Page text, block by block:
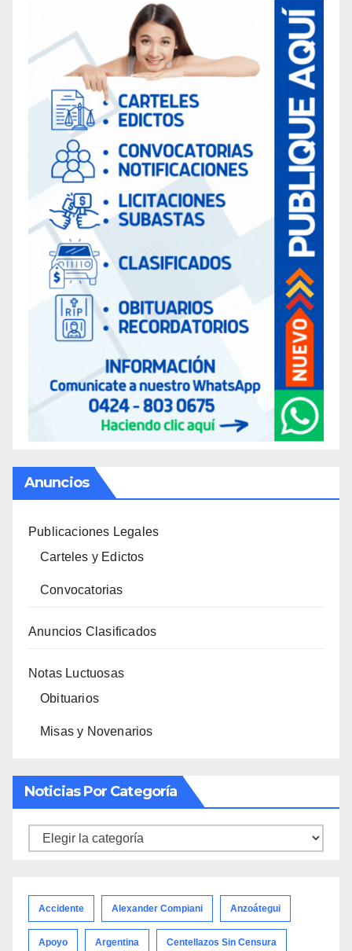
Anuncios
Publicaciones Legales
Carteles y Edictos
Convocatorias
Anuncios Clasificados
Notas Luctuosas
Obituarios
Misas y Novenarios
Noticias Por Categoría
Noticias
Accidente Alexander Compiani Anzoátegui
Apoyo Argentina Centellazos Sin Censura